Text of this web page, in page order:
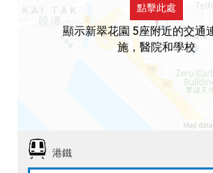
點擊此處
顯示新翠花園 5座附近的交通
施，醫院和學校
港鐵